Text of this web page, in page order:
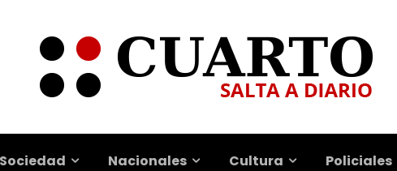
Sociedad Nacionales Cultura Policiales